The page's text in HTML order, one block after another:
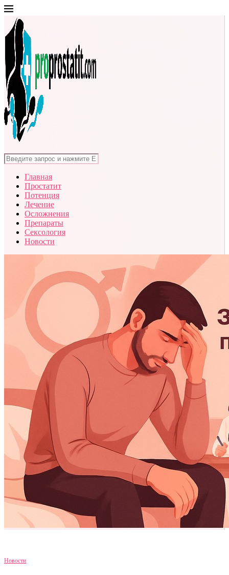
Главная
Простатит
Потенция
Лечение
Осложнения
Препараты
Сексология
Новости
Новости